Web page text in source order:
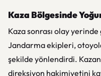
Kaza Bölgesinde
Kaza sonrası olay
Jandarma ekipleri,
şekilde yönlendirdi.
direksiyon hakimiyetini